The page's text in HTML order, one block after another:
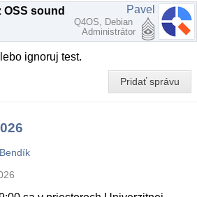
OSS sound
Pavel
Q4OS, Debian
Administrátor
ignoruj test.
Pridať správu